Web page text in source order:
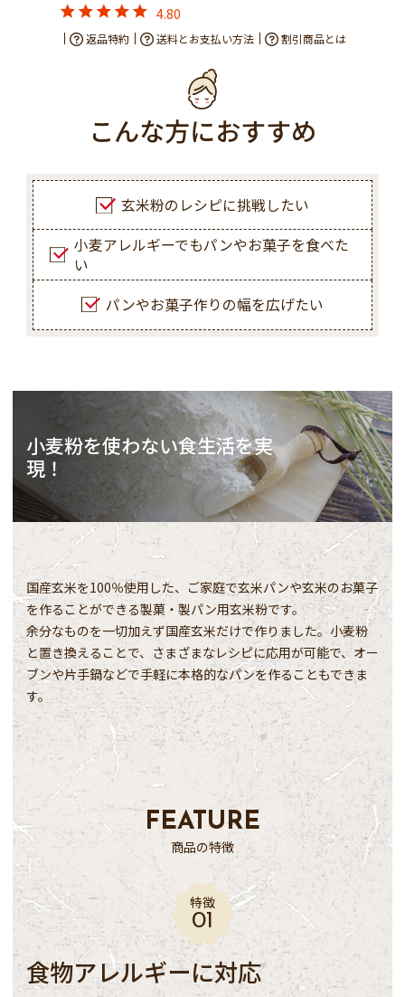
4.80
返品特約 送料とお支払い方法 割引商品とは
こんな方におすすめ
玄米粉のレシピに挑戦したい
小麦アレルギーでもパンやお菓子を食べた
い
パンやお菓子作りの幅を広げたい
小麦粉を使わない食生活を実
現！
国産玄米を100％使用した、ご家庭で玄米パンや玄米のお菓子
を作ることができる製菓・製パン用玄米粉です。
余分なものを一切加えず国産玄米だけで作りました。小麦粉
と置き換えることで、さまざまなレシピに応用が可能で、オー
ブンや片手鍋などで手軽に本格的なパンを作ることもできま
す。
FEATURE
商品の特徴
特徴
食物アレルギーに対応